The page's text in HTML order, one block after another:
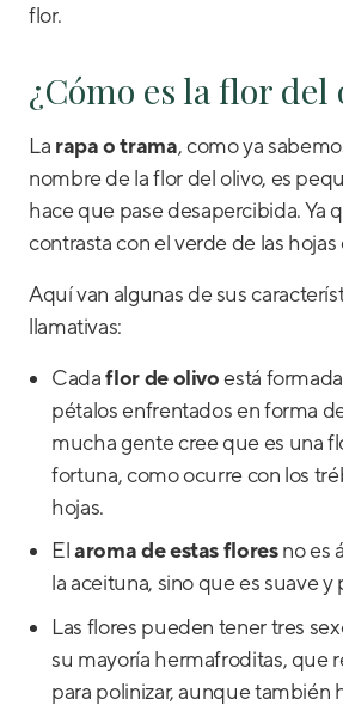
flor.
¿Cómo es la flor del
La rapa o trama, como ya
nombre de la flor del olivo, es
hace que pase desapercibida. Ya
contrasta con el verde de las hojas
Aquí van algunas de sus
llamativas:
Cadaflor de olivoestá
pétalos enfrentados en forma
mucha gente cree que es una
fortuna, como ocurre con los
hojas.
Elaroma de estas floresno es
la aceituna, sino que es suave y
Las flores pueden tener tres
su mayoría hermafroditas, que
para polinizar, aunque también